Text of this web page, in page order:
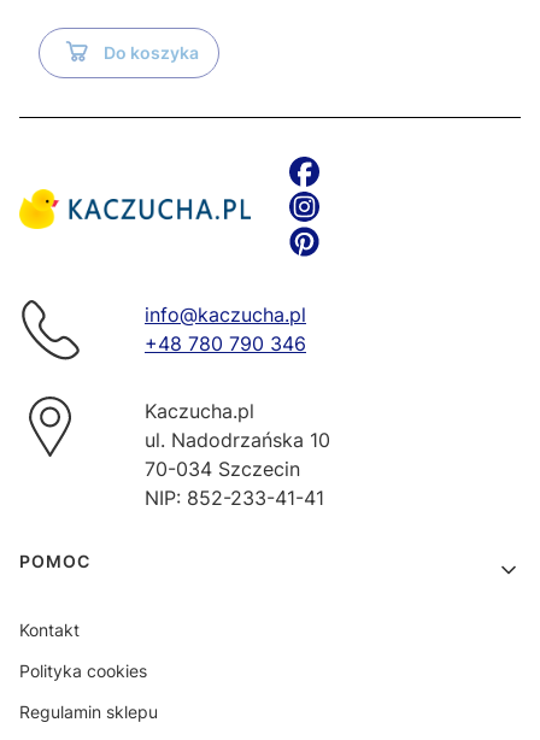
Do koszyka
info@kaczucha.pl
+48 780 790 346
Kaczucha.pl
ul. Nadodrzańska 10
70-034 Szczecin
NIP: 852-233-41-41
Linki w stopce
POMOC
Kontakt
Polityka cookies
Regulamin sklepu